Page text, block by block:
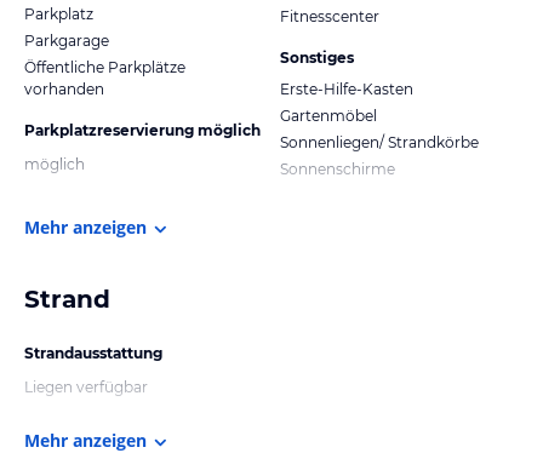
Parkplatz
Parkgarage
Öffentliche Parkplätze
vorhanden
Parkplatzreservierung möglich
möglich
Fitnesscenter
Sonstiges
Erste-Hilfe-Kasten
Gartenmöbel
Sonnenliegen/ Strandkörbe
Sonnenschirme
Mehr anzeigen
Strand
Strandausstattung
Liegen verfügbar
Mehr anzeigen